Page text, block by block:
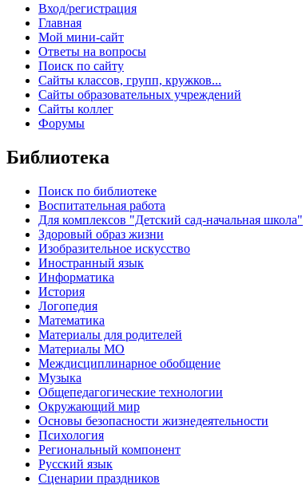
Вход/регистрация
Главная
Мой мини-сайт
Ответы на вопросы
Поиск по сайту
Сайты классов, групп, кружков...
Сайты образовательных учреждений
Сайты коллег
Форумы
Библиотека
Поиск по библиотеке
Воспитательная работа
Для комплексов "Детский сад-начальная школа"
Здоровый образ жизни
Изобразительное искусство
Иностранный язык
Информатика
История
Логопедия
Математика
Материалы для родителей
Материалы МО
Междисциплинарное обобщение
Музыка
Общепедагогические технологии
Окружающий мир
Основы безопасности жизнедеятельности
Психология
Региональный компонент
Русский язык
Сценарии праздников